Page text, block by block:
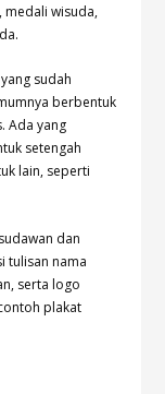
medali wisuda,
sudah
berbentuk
Ada yang
setengah
lain, seperti
dan
tulisan nama
serta logo
plakat